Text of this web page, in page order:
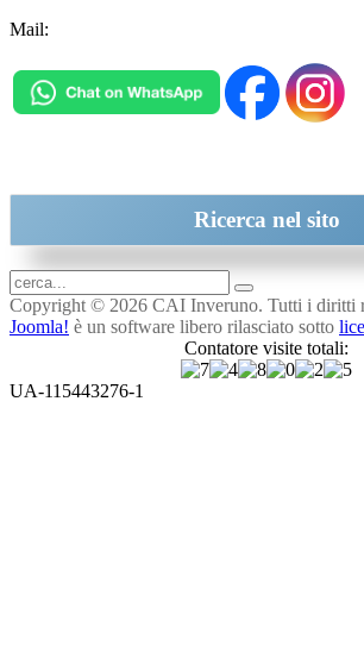
Mail:
Ricerca nel sito
Copyright © 2026 CAI Inveruno. Tutti i diritti
Joomla! è un software libero rilasciato sotto
Contatore visite totali:
UA-115443276-1